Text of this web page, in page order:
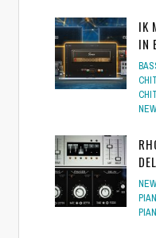
IK
IN